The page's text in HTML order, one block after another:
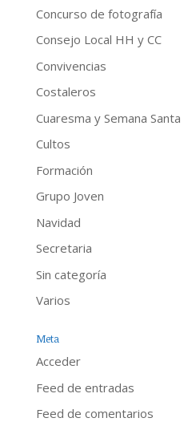
Concurso de fotografía
Consejo Local HH y CC
Convivencias
Costaleros
Cuaresma y Semana Santa
Cultos
Formación
Grupo Joven
Navidad
Secretaria
Sin categoría
Varios
Meta
Acceder
Feed de entradas
Feed de comentarios